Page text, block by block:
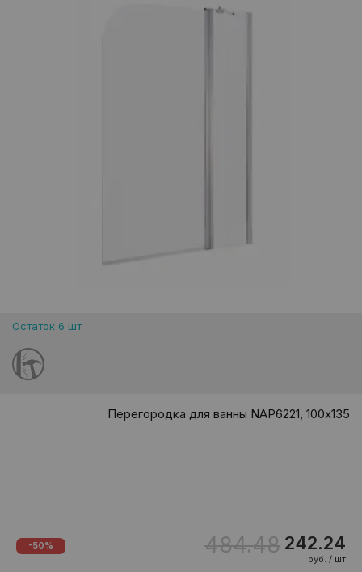
Остаток 6 шт
Перегородка для ванны NAP6221, 100х135
-50% 484.48 242.24
руб. / шт